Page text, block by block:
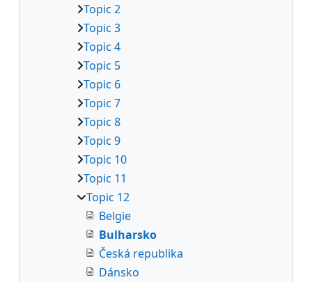
Topic 2
Topic 3
Topic 4
Topic 5
Topic 6
Topic 7
Topic 8
Topic 9
Topic 10
Topic 11
Topic 12
Belgie
Bulharsko
Česká republika
Dánsko